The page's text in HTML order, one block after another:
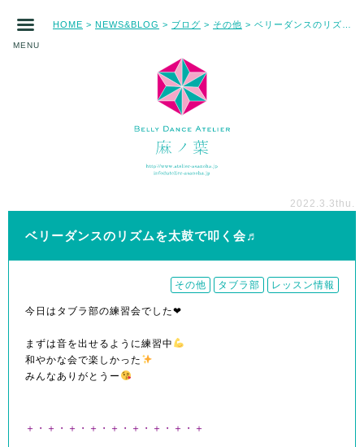
MENU
HOME > NEWS&BLOG > ブログ > その他 >
2022.3.3thu.
ベリーダンスのリズムを太鼓で叩く会♬
その他 タブラ部 レッスン情報
今日はタブラ部の練習会でした❤︎
まずは音を出せるように練習中
和やかな会で楽しかった
みんなありがとうー
＋・＋・＋・＋・＋・＋・＋・＋・＋